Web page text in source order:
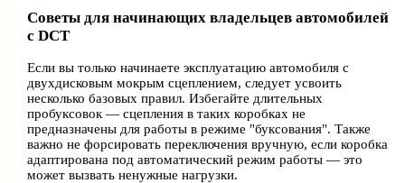
Советы для начинающих владельцев автомобилей
с DCT
Если вы только начинаете эксплуатацию автомобиля с
двухдисковым мокрым сцеплением, следует усвоить
несколько базовых правил. Избегайте длительных
пробуксовок — сцепления в таких коробках не
предназначены для работы в режиме "буксования". Также
важно не форсировать переключения вручную, если коробка
адаптирована под автоматический режим работы — это
может вызвать ненужные нагрузки.